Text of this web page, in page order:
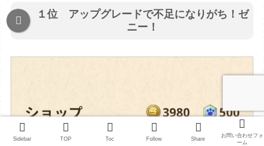
１位 アップグレードで不足になりがち！ゼ
ニー！
Sidebar TOP Toc Follow Share
お問い合わせフォ
ーム